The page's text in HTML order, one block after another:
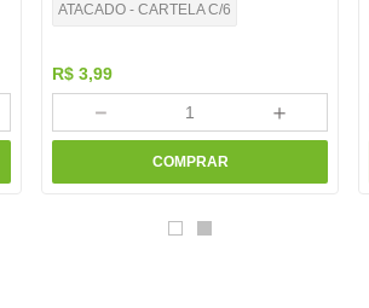
ATACADO - CARTELA C/6
R$ 3,99
＋
－
COMPRAR